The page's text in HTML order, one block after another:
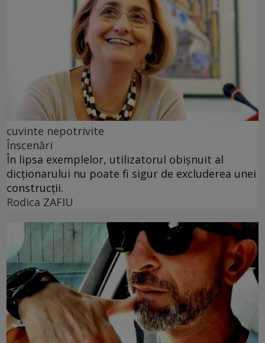
cuvinte nepotrivite
Înscenări
În lipsa exemplelor, utilizatorul obișnuit al
dicționarului nu poate fi sigur de excluderea unei
construcții.
Rodica ZAFIU